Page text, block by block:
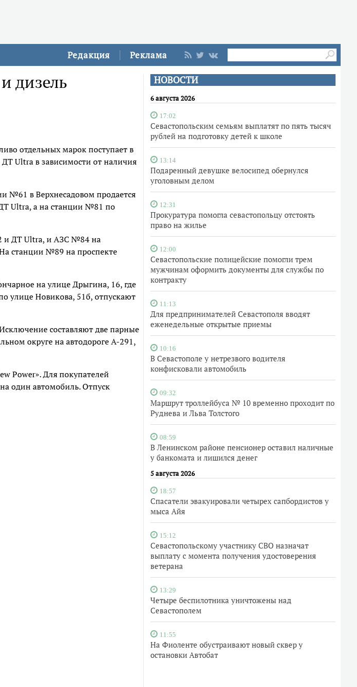
Редакция Реклама
НОВОСТИ
6 августа 2026
17:02
Севастопольским семьям выплатят по пять тысяч
рублей на подготовку детей к школе
13:14
Подаренный девушке велосипед обернулся
уголовным делом
12:31
Прокуратура помогла севастопольцу отстоять
право на жилье
12:00
Севастопольские полицейские помогли трем
мужчинам оформить документы для службы по
контракту
11:13
Для предпринимателей Севастополя вводят
еженедельные открытые приемы
10:16
В Севастополе у нетрезвого водителя
конфисковали автомобиль
09:32
Маршрут троллейбуса № 10 временно проходит по
Руднева и Льва Толстого
08:59
В Ленинском районе пенсионер оставил наличные
у банкомата и лишился денег
5 августа 2026
18:57
Спасатели эвакуировали четырех сапбордистов у
мыса Айя
15:12
Севастопольскому участнику СВО назначат
выплату с момента получения удостоверения
ветерана
13:29
Четыре беспилотника уничтожены над
Севастополем
11:55
На Фиоленте обустраивают новый сквер у
остановки Автобат
дизель
отдельных марок поступает в
Ultra в зависимости от наличия
№61 в Верхнесадовом продается
Ultra, а на станции №81 по
и ДТ Ultra, и АЗС №84 на
станции №89 на проспекте
на улице Дрыгина, 16, где
улице Новикова, 51б, отпускают
составляют две парные
округе на автодороге А-291,
Power». Для покупателей
один автомобиль. Отпуск